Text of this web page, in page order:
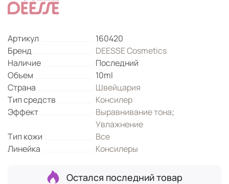
Артикул
160420
Бренд
DEESSE Cosmetics
Наличие
Последний
Объем
10ml
Страна
Швейцария
Тип средств
Консилер
Эффект
Выравнивание тона;
Увлажнение
Тип кожи
Все
Линейка
Консилеры
Остался последний товар